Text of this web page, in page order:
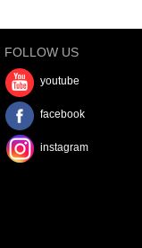
FOLLOW US
youtube
facebook
instagram